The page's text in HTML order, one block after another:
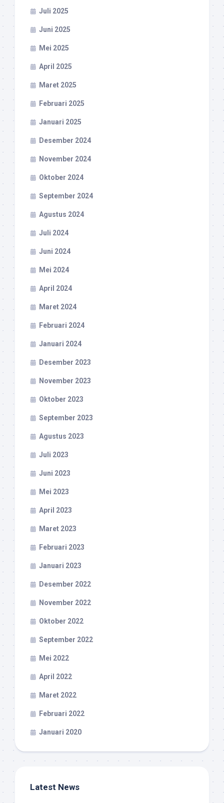
Juli 2025
Juni 2025
Mei 2025
April 2025
Maret 2025
Februari 2025
Januari 2025
Desember 2024
November 2024
Oktober 2024
September 2024
Agustus 2024
Juli 2024
Juni 2024
Mei 2024
April 2024
Maret 2024
Februari 2024
Januari 2024
Desember 2023
November 2023
Oktober 2023
September 2023
Agustus 2023
Juli 2023
Juni 2023
Mei 2023
April 2023
Maret 2023
Februari 2023
Januari 2023
Desember 2022
November 2022
Oktober 2022
September 2022
Mei 2022
April 2022
Maret 2022
Februari 2022
Januari 2020
Latest News